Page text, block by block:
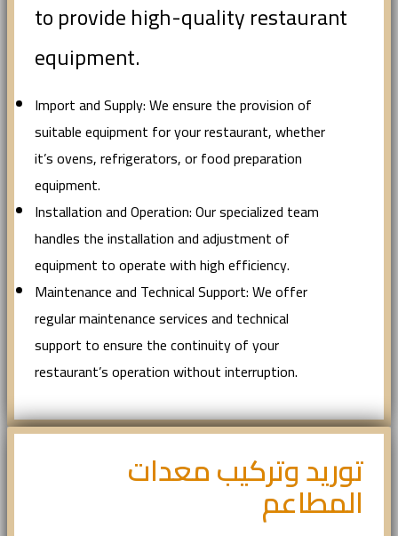
to provide high-quality restaurant
equipment.
Import and Supply: We ensure the provision of
suitable equipment for your restaurant, whether
it’s ovens, refrigerators, or food preparation
equipment.
Installation and Operation: Our specialized team
handles the installation and adjustment of
equipment to operate with high efficiency.
Maintenance and Technical Support: We offer
regular maintenance services and technical
support to ensure the continuity of your
restaurant’s operation without interruption.
توريد وتركيب معدات
المطاعم